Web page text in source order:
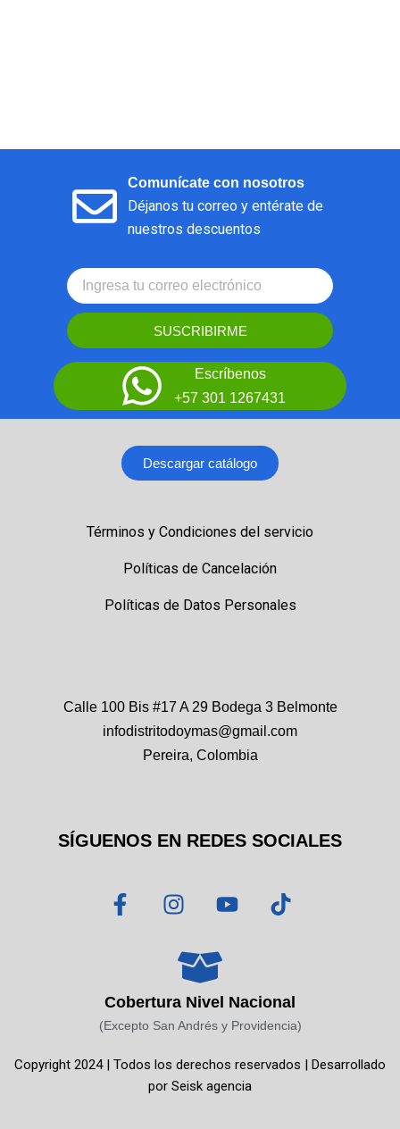
Comunícate con nosotros
Déjanos tu correo y entérate de
nuestros descuentos
SUSCRIBIRME
Escríbenos
+57 301 1267431
Descargar catálogo
Términos y Condiciones del servicio
Políticas de Cancelación
Políticas de Datos Personales
Calle 100 Bis #17 A 29 Bodega 3 Belmonte
infodistritodoymas@gmail.com
Pereira, Colombia
SÍGUENOS EN REDES SOCIALES
F
a
o
o
-
I
n
t
a
g
r
m
Y
o
b
e
T
i
k
Cobertura Nivel Nacional
(Excepto San Andrés y Providencia)
Copyright 2024 | Todos los derechos reservados | Desarrollado
por Seisk agencia